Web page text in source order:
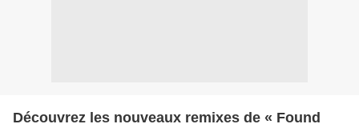
Découvrez les nouveaux remixes de « Found